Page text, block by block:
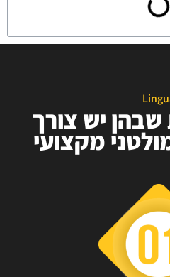
שבהן יש צורך
מקצועי